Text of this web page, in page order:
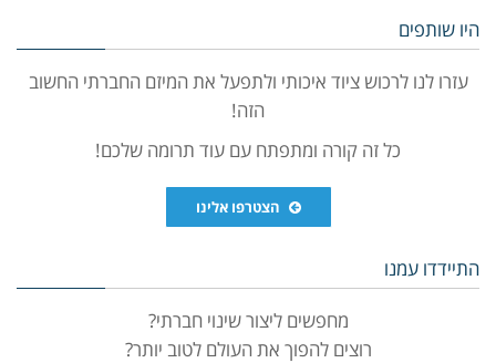
היו שותפים
עזרו לנו לרכוש ציוד איכותי ולתפעל את המיזם החברתי החשוב
הזה!
כל זה קורה ומתפתח עם עוד תרומה שלכם!
הצטרפו אלינו
התיידדו עמנו
מחפשים ליצור שינוי חברתי?
רוצים להפוך את העולם לטוב יותר?